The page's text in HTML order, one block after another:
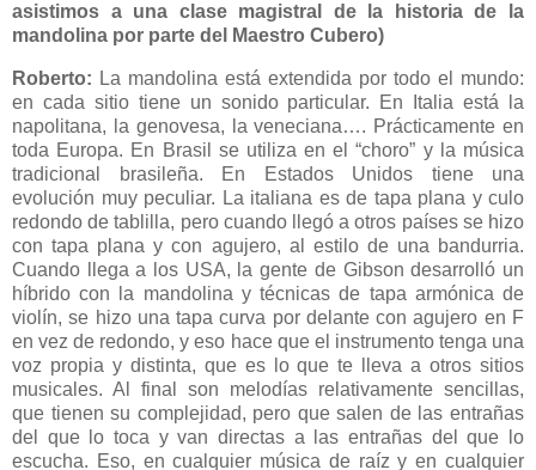
asistimos a una clase magistral de la historia de la
mandolina por parte del Maestro Cubero)
Roberto: La mandolina está extendida por todo el mundo:
en cada sitio tiene un sonido particular. En Italia está la
napolitana, la genovesa, la veneciana…. Prácticamente en
toda Europa. En Brasil se utiliza en el “choro” y la música
tradicional brasileña. En Estados Unidos tiene una
evolución muy peculiar. La italiana es de tapa plana y culo
redondo de tablilla, pero cuando llegó a otros países se hizo
con tapa plana y con agujero, al estilo de una bandurria.
Cuando llega a los USA, la gente de Gibson desarrolló un
híbrido con la mandolina y técnicas de tapa armónica de
violín, se hizo una tapa curva por delante con agujero en F
en vez de redondo, y eso hace que el instrumento tenga una
voz propia y distinta, que es lo que te lleva a otros sitios
musicales. Al final son melodías relativamente sencillas,
que tienen su complejidad, pero que salen de las entrañas
del que lo toca y van directas a las entrañas del que lo
escucha. Eso, en cualquier música de raíz y en cualquier